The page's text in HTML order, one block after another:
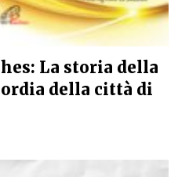
La storia della
della città di